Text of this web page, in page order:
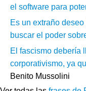
el software para
Es un extraño
buscar el poder
El fascismo debería
corporativismo, ya
Benito Mussolini